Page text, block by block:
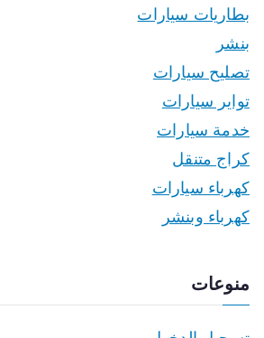
بطاريات سيارات
بنشر
تصليح سيارات
تواير سيارات
خدمة سيارات
كراج متنقل
كهرباء سيارات
كهرباء وبنشر
منوعات